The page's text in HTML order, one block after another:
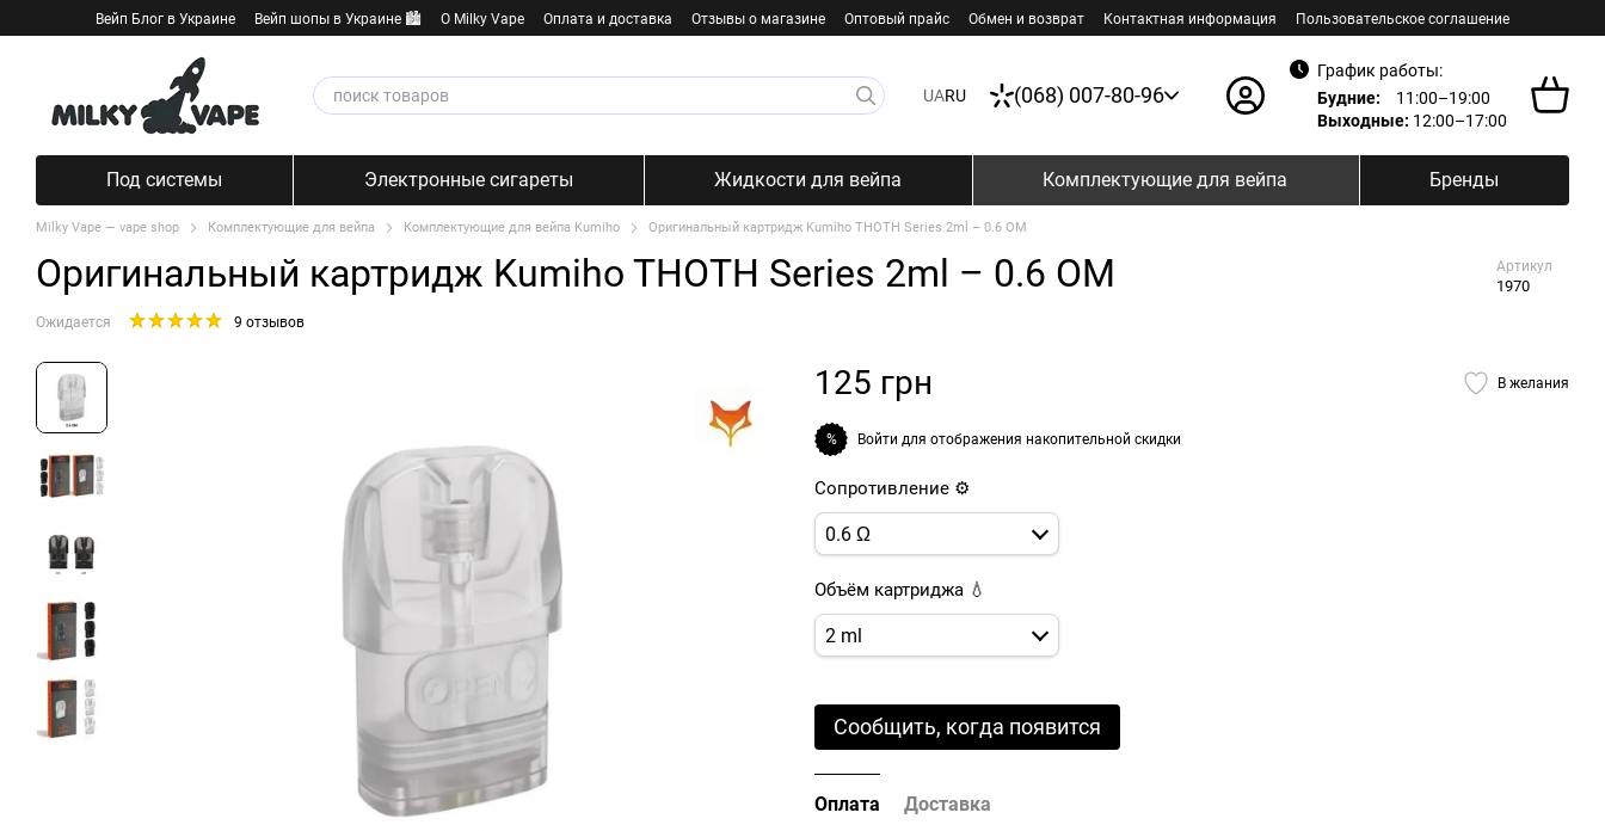
Перейти к основному контенту
Вейп Блог в Украине Вейп шопы в Украине 🏙️ О Milky Vape Оплата и доставка Отзывы о магазине Оптовый прайс Обмен и возврат Контактная информация Пользовательское соглашение
UARU (068) 007-80-96
График работы:
Будние:
11:00–19:00
Выходные: 12:00–17:00
Под системы Электронные сигареты Жидкости для вейпа Комплектующие для вейпа Бренды
Milky Vape — vape shop Комплектующие для вейпа Комплектующие для вейпа Kumiho Оригинальный картридж Kumiho THOTH Series 2ml – 0.6 ОМ
Оригинальный картридж Kumiho THOTH Series 2ml – 0.6 ОМ Артикул
1970
Ожидается 9 отзывов
125 грн В желания
% Войти для отображения накопительной скидки
Сопротивление ⚙️
0.6 Ω
Объём картриджа 💧
2 ml
Сообщить, когда появится
Оплата Доставка